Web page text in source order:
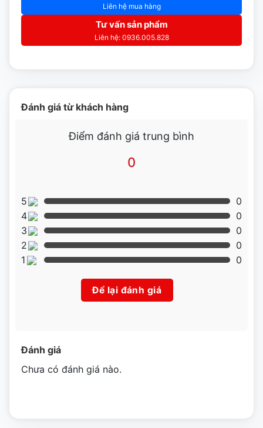
Liên hệ mua hàng
Tư vấn sản phẩm
Liên hệ: 0936.005.828
Đánh giá từ khách hàng
Điểm đánh giá trung bình
0
5
0
4
0
3
0
2
0
1
0
Để lại đánh giá
Đánh giá
Chưa có đánh giá nào.